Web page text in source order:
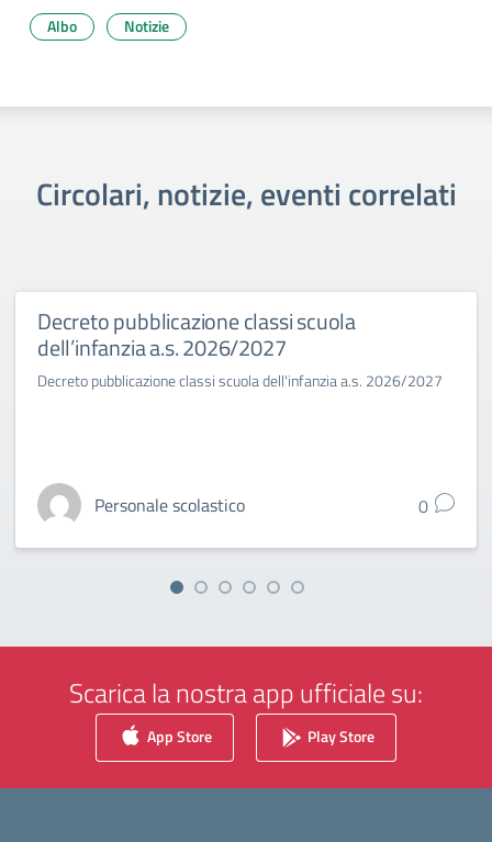
Albo Notizie
Circolari, notizie, eventi correlati
Decreto pubblicazione classi scuola
dell’infanzia a.s. 2026/2027
Decreto pubblicazione classi scuola dell'infanzia a.s. 2026/2027
Personale scolastico 0
Scarica la nostra app ufficiale su:
App Store Play Store